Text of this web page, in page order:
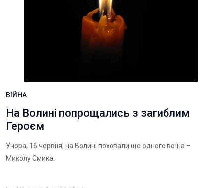
ВІЙНА
На Волині попрощались з загиблим
Героєм
Учора, 16 червня, на Волині поховали ще одного воїна –
Миколу Смика.